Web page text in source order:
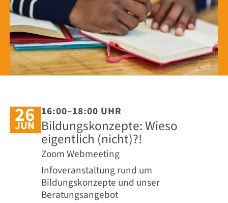
26
JUN
16:00–18:00 UHR
Bildungskonzepte: Wieso
eigentlich (nicht)?!
Zoom Webmeeting
Infoveranstaltung rund um
Bildungskonzepte und unser
Beratungsangebot